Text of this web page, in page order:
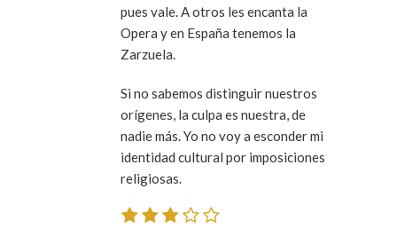
pues vale. A otros les encanta la
Opera y en España tenemos la
Zarzuela.
Si no sabemos distinguir nuestros
orígenes, la culpa es nuestra, de
nadie más. Yo no voy a esconder mi
identidad cultural por imposiciones
religiosas.